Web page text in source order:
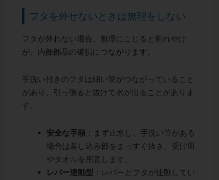
フタを外せないときは無理をしない
フタが外れない場合、無理にこじると割れやけ
が、内部部品の破損につながります。
手洗い付きのフタは細い管がつながっていること
があり、引っ張ると抜けて水が出ることがありま
す。
安全な手順：まず止水し、手洗い管がある
場合は差し込み部をまっすぐ抜き、受け皿
やタオルを用意します。
レバー連動型 ：レバーとフタが連動してい